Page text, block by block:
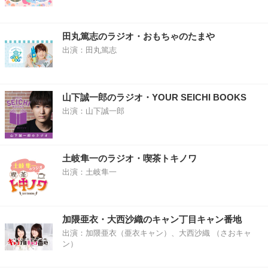
田丸篤志のラジオ・おもちゃのたまや
出演：田丸篤志
山下誠一郎のラジオ・YOUR SEICHI BOOKS
出演：山下誠一郎
土岐隼一のラジオ・喫茶トキノワ
出演：土岐隼一
加隈亜衣・大西沙織のキャン丁目キャン番地
出演：加隈亜衣（亜衣キャン）、大西沙織 （さおキャ
ン）